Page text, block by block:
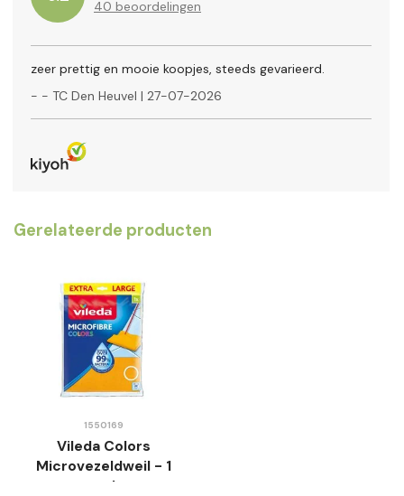
40 beoordelingen
zeer prettig en mooie koopjes, steeds gevarieerd.
- - TC Den Heuvel | 27-07-2026
Gerelateerde producten
1550169
Vileda Colors
Microvezeldweil - 1
stuk